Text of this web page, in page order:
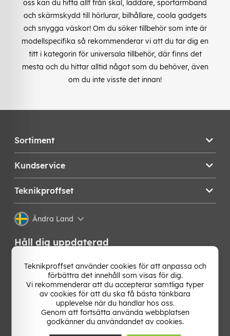
oss kan du hitta allt från skal, laddare, sportarmband
och skärmskydd till hörlurar, bilhållare, coola gadgets
och snygga väskor! Om du söker tillbehör som inte är
modellspecifika så rekommenderar vi att du tar dig en
titt i kategorin för universala tillbehör, där finns det
mesta och du hittar alltid något som du behöver, även
om du inte visste det innan!
Sortiment
Kundservice
Teknikproffset
Ändra Land
Håll dig uppdaterad
Få de senaste nyheterna, hetaste erbjudandena och
bästa tipsen från oss direkt i din mejlkorg. Signa upp på
vårt nyhetsbrev!
Teknikproffset använder cookies för att anpassa och
förbättra det innehåll som visas för dig.
Vi rekommenderar att du accepterar samtliga typer
av cookies för att du ska få bästa tänkbara
upplevelse när du handlar hos oss.
Genom att fortsätta använda webbplatsen
godkänner du användandet av cookies.